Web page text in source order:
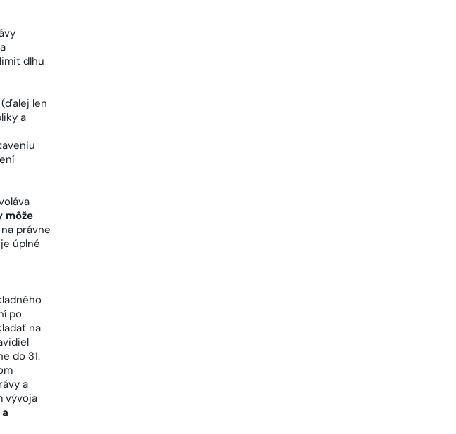
dlhu
(ďalej len
a
môže
právne
úplné
po
na
do 31.
a
vývoja
a